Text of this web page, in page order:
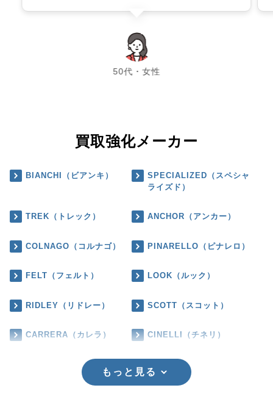
50代・女性
chevron_left chevron_right
買取強化メーカー
BIANCHI（ビアンキ）
SPECIALIZED（スペシャ
ライズド）
TREK（トレック） ANCHOR（アンカー）
COLNAGO（コルナゴ） PINARELLO（ピナレロ）
FELT（フェルト） LOOK（ルック）
RIDLEY（リドレー） SCOTT（スコット）
CARRERA（カレラ） CINELLI（チネリ）
もっと見る